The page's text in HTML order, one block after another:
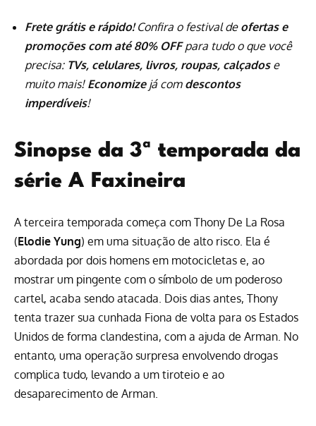
Frete grátis e rápido!Confira o festival de ofertas e
promoções com até 80% OFFpara tudo o que você
precisa: TVs, celulares, livros, roupas, calçadose
muito mais! Economizejá com descontos
imperdíveis!
Sinopse da 3ª temporada da
série A Faxineira
A terceira temporada começa com Thony De La Rosa
(Elodie Yung) em uma situação de alto risco. Ela é
abordada por dois homens em motocicletas e, ao
mostrar um pingente com o símbolo de um poderoso
cartel, acaba sendo atacada. Dois dias antes, Thony
tenta trazer sua cunhada Fiona de volta para os Estados
Unidos de forma clandestina, com a ajuda de Arman. No
entanto, uma operação surpresa envolvendo drogas
complica tudo, levando a um tiroteio e ao
desaparecimento de Arman.